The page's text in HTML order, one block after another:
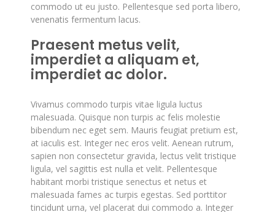
commodo ut eu justo. Pellentesque sed porta libero,
venenatis fermentum lacus.
Praesent metus velit,
imperdiet a aliquam et,
imperdiet ac dolor.
Vivamus commodo turpis vitae ligula luctus
malesuada. Quisque non turpis ac felis molestie
bibendum nec eget sem. Mauris feugiat pretium est,
at iaculis est. Integer nec eros velit. Aenean rutrum,
sapien non consectetur gravida, lectus velit tristique
ligula, vel sagittis est nulla et velit. Pellentesque
habitant morbi tristique senectus et netus et
malesuada fames ac turpis egestas. Sed porttitor
tincidunt urna, vel placerat dui commodo a. Integer